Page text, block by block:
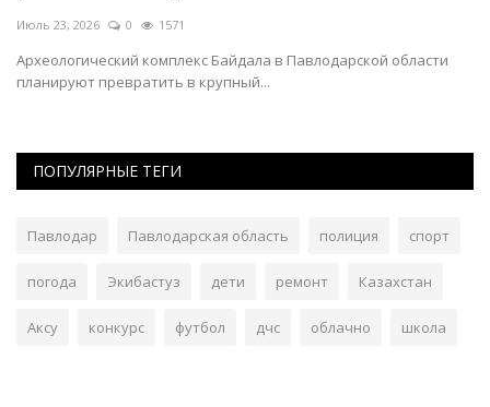
Июль 23, 2026 0 1571
Археологический комплекс Байдала в Павлодарской области
планируют превратить в крупный...
ПОПУЛЯРНЫЕ ТЕГИ
Павлодар Павлодарская область полиция спорт
погода Экибастуз дети ремонт Казахстан
Аксу конкурс футбол дчс облачно школа